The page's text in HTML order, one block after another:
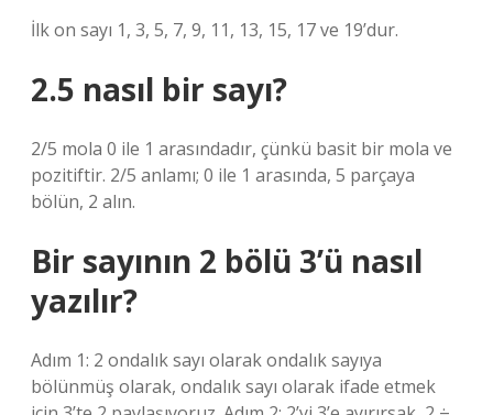
İlk on sayı 1, 3, 5, 7, 9, 11, 13, 15, 17 ve 19’dur.
2.5 nasıl bir sayı?
2/5 mola 0 ile 1 arasındadır, çünkü basit bir mola ve
pozitiftir. 2/5 anlamı; 0 ile 1 arasında, 5 parçaya
bölün, 2 alın.
Bir sayının 2 bölü 3’ü nasıl
yazılır?
Adım 1: 2 ondalık sayı olarak ondalık sayıya
bölünmüş olarak, ondalık sayı olarak ifade etmek